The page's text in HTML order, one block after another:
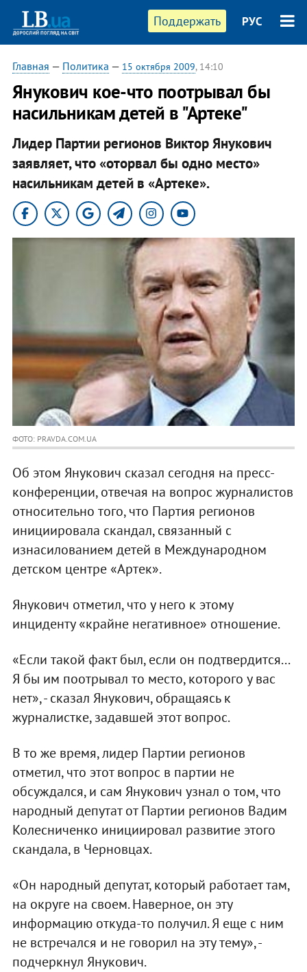
Поддержать РУС
Главная — Политика — 15 октября 2009, 14:10
Янукович кое-что поотрывал бы
насильникам детей в "Артеке"
Лидер Партии регионов Виктор Янукович
заявляет, что «оторвал бы одно место»
насильникам детей в «Артеке».
ФОТО: PRAVDA.COM.UA
Об этом Янукович сказал сегодня на пресс-
конференции, отвечая на вопрос журналистов
относительно того, что Партия регионов
инициировала скандал, связанный с
изнасилованием детей в Международном
детском центре «Артек».
Янукович отметил, что у него к этому
инциденту «крайне негативное» отношение.
«Если такой факт был, если он подтвердится...
Я бы им поотрывал то место, которого у вас
нет», - сказал Янукович, обращаясь к
журналистке, задавшей этот вопрос.
В то же время, лидер Партии регионов
отметил, что этот вопрос в партии не
обсуждался, и сам Янукович узнал о том, что
народный депутат от Партии регионов Вадим
Колесниченко инициировал развитие этого
скандала, в Черновцах.
«Он народный депутат, который работает там,
на округе на своем. Наверное, он эту
информацию откуда-то получил. Я еще с ним
не встречался и не говорил на эту тему», -
подчеркнул Янукович.